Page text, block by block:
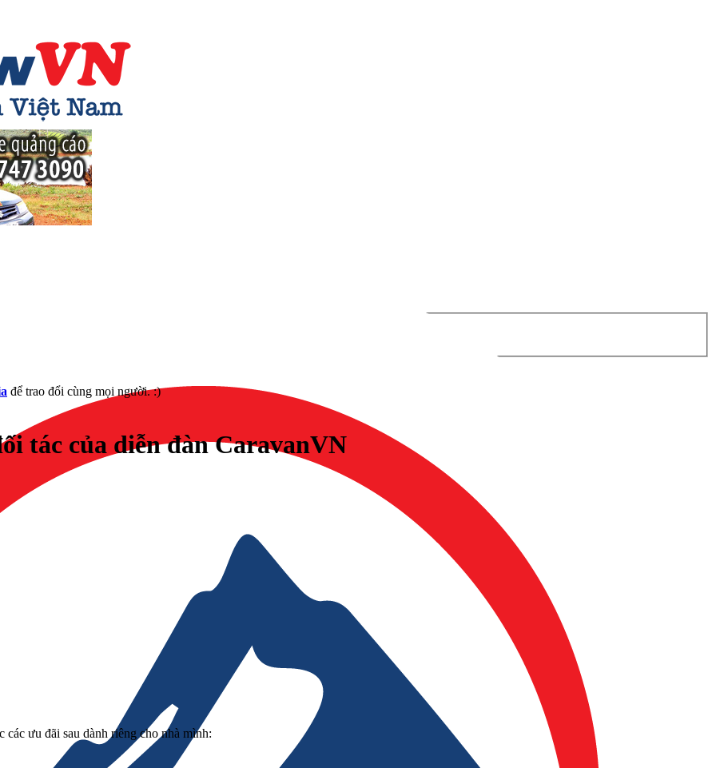
để trao đổi cùng mọi người. :)
tác của diễn đàn CaravanVN
ưu đãi sau dành riêng cho nhà mình: